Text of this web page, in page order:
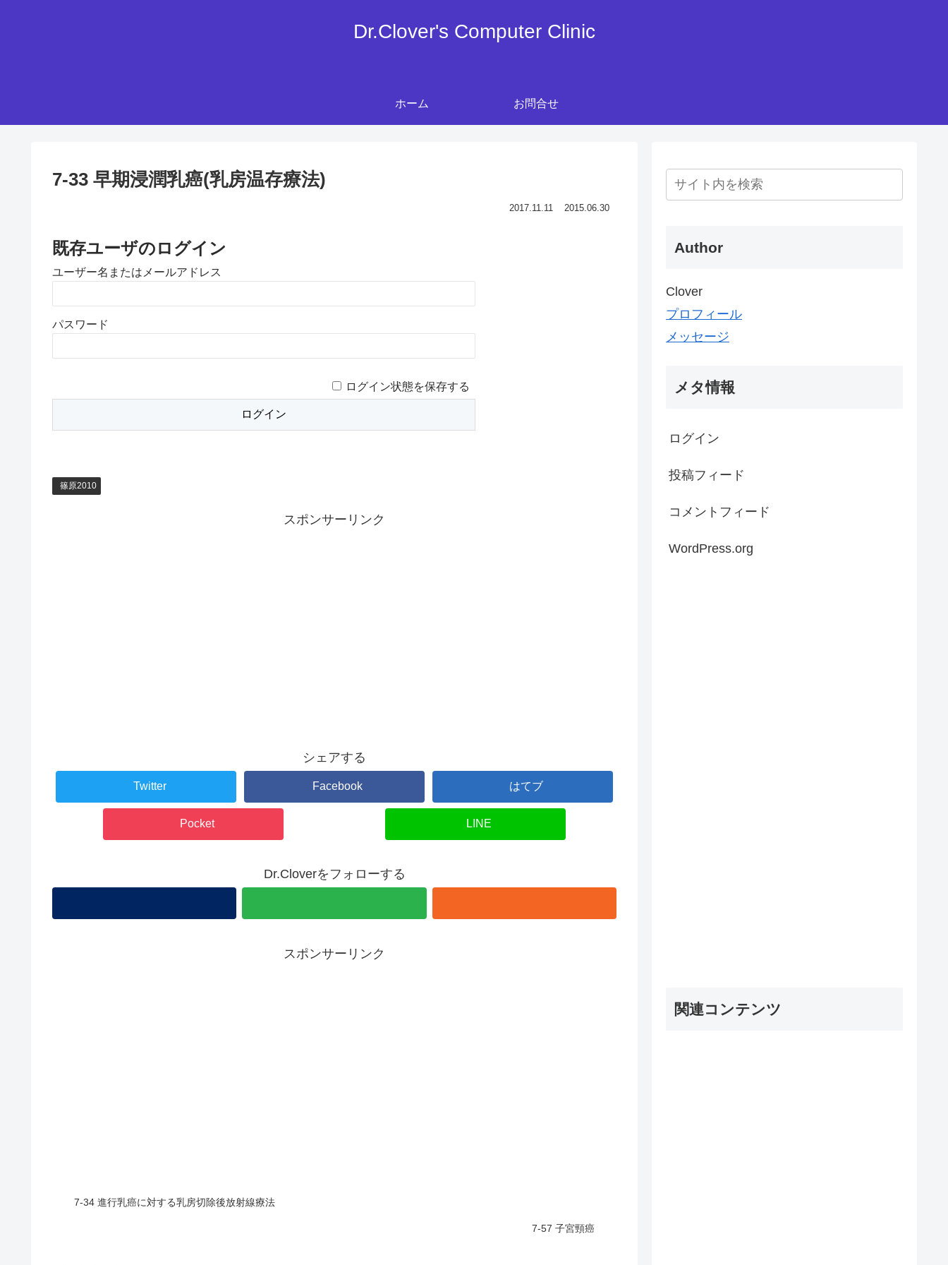
Dr.Clover's Computer Clinic
ホーム お問合せ
7-33 早期浸潤乳癌(乳房温存療法)
2017.11.11 2015.06.30
既存ユーザのログイン
ユーザー名またはメールアドレス
パスワード
ログイン状態を保存する
篠原2010
スポンサーリンク
シェアする
Twitter Facebook はてブ
Pocket LINE
Dr.Cloverをフォローする
スポンサーリンク
7-34 進行乳癌に対する乳房切除後放射線療法
7-57 子宮頸癌
Author
Clover
プロフィール
メッセージ
メタ情報
ログイン
投稿フィード
コメントフィード
WordPress.org
関連コンテンツ